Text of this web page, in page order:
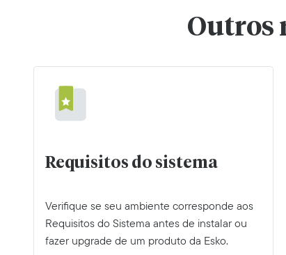
Outros
Requisitos do sistema
Verifique se seu ambiente corresponde aos
Requisitos do Sistema antes de instalar ou
fazer upgrade de um produto da Esko.